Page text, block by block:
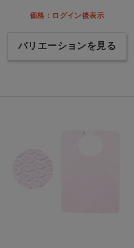
価格：ログイン後表示
バリエーションを見る